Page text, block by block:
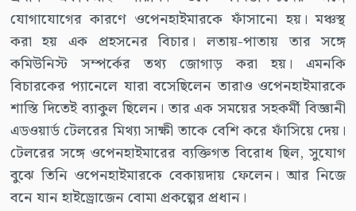
যোগাযোগের কারণে ওপেনহাইমারকে ফাঁসানো হয়। মঞ্চস্থ
করা হয় এক প্রহসনের বিচার। লতায়-পাতায় তার সঙ্গে
কমিউনিস্ট সম্পর্কের তথ্য জোগাড় করা হয়। এমনকি
বিচারকের প্যানেলে যারা বসেছিলেন তারাও ওপেনহাইমারকে
শাস্তি দিতেই ব্যাকুল ছিলেন। তার এক সময়ের সহকর্মী বিজ্ঞানী
এডওয়ার্ড টেলরের মিথ্যা সাক্ষী তাকে বেশি করে ফাঁসিয়ে দেয়।
টেলরের সঙ্গে ওপেনহাইমারের ব্যক্তিগত বিরোধ ছিল, সুযোগ
বুঝে তিনি ওপেনহাইমারকে বেকায়দায় ফেলেন। আর নিজে
বনে যান হাইড্রোজেন বোমা প্রকল্পের প্রধান।